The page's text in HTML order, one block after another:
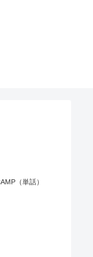
（単話）